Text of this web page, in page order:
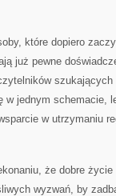
które dopiero
już pewne
szukających
w jednym schemacie,
w utrzymaniu
że dobre
wyzwań, by